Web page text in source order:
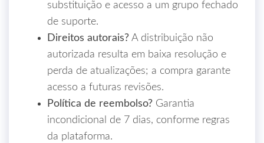
substituição e acesso a um grupo fechado
de suporte.
Direitos autorais? A distribuição não
autorizada resulta em baixa resolução e
perda de atualizações; a compra garante
acesso a futuras revisões.
Política de reembolso? Garantia
incondicional de 7 dias, conforme regras
da plataforma.